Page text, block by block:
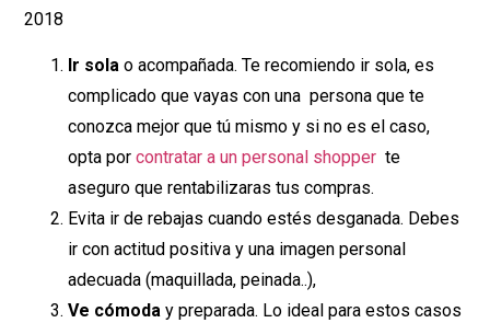
2018
Ir sola o acompañada. Te recomiendo ir sola, es
complicado que vayas con una persona que te
conozca mejor que tú mismo y si no es el caso,
opta porcontratar a un personal shopper te
aseguro que rentabilizaras tus compras.
Evita ir de rebajas cuando estés desganada. Debes
ir con actitud positiva y una imagen personal
adecuada (maquillada, peinada..),
Ve cómoda y preparada. Lo ideal para estos casos